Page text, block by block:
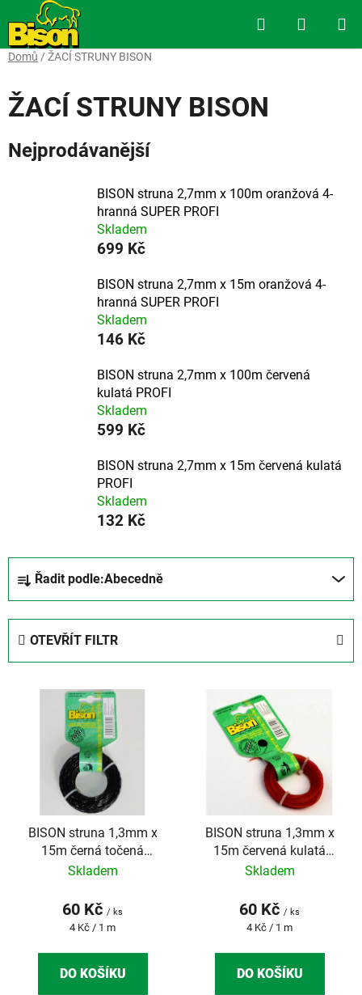
na
obsah
Hledat
KOŠÍK
Domů / ŽACÍ STRUNY BISON
ŽACÍ STRUNY BISON
Nejprodávanější
BISON struna 2,7mm x 100m oranžová 4-
hranná SUPER PROFI
Skladem
699 Kč
BISON struna 2,7mm x 15m oranžová 4-
hranná SUPER PROFI
Skladem
146 Kč
BISON struna 2,7mm x 100m červená
kulatá PROFI
Skladem
599 Kč
BISON struna 2,7mm x 15m červená kulatá
PROFI
Skladem
132 Kč
Řadit podle:Abecedně
OTEVŘÍT FILTR
BISON struna 1,3mm x
15m černá točená
SILENT BLACK
Skladem
60 Kč / ks
Měrná
4 Kč / 1 m
DO KOŠÍKU
BISON struna 1,3mm x
15m červená kulatá
PROFI
Skladem
60 Kč / ks
Měrná
4 Kč / 1 m
DO KOŠÍKU